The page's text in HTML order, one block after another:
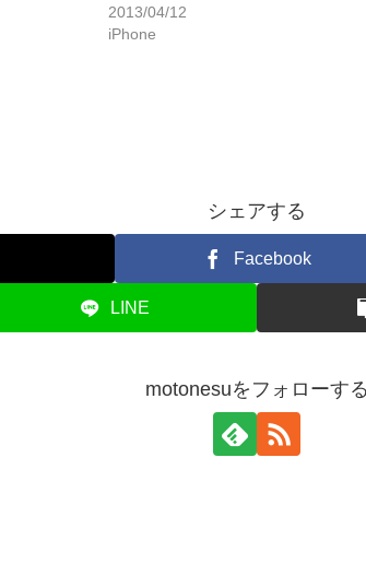
2013/04/12
iPhone
シェアする
Facebook
LINE
motonesuをフォローする